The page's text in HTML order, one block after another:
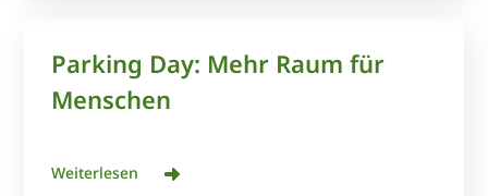
Parking Day: Mehr Raum für
Menschen
Weiterlesen